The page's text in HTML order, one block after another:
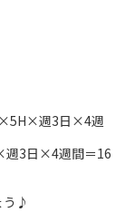
×5H×週3日×4週
週3日×4週間＝16
う♪